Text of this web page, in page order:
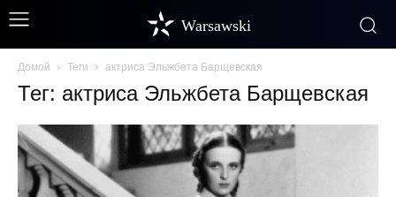
Warsawski
Домой Теги актриса Эльжбета Барщевская
Тег: актриса Эльжбета Барщевская